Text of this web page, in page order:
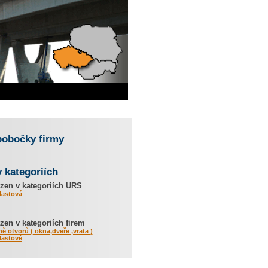
firmy
kategoriích
v kategoriích URS
v kategoriích firem
otvorů ( okna,dveře ,vrata )